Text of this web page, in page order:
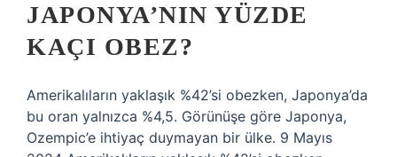
JAPONYA’NIN YÜZDE
KAÇI OBEZ?
Amerikalıların yaklaşık %42’si obezken, Japonya’da
bu oran yalnızca %4,5. Görünüşe göre Japonya,
Ozempic’e ihtiyaç duymayan bir ülke. 9 Mayıs